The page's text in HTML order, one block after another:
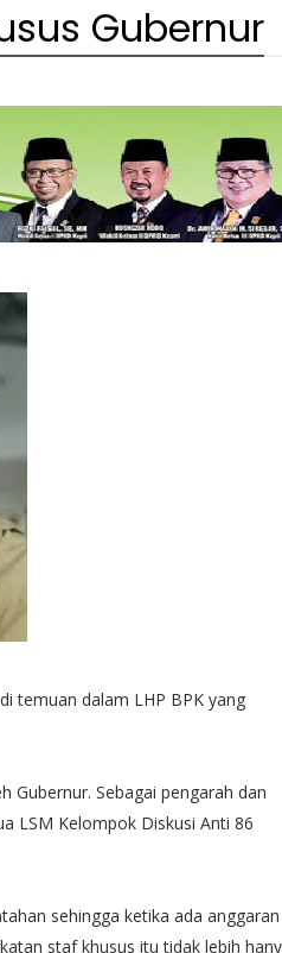
Gubernur
temuan dalam LHP BPK yang
Gubernur. Sebagai pengarah dan
LSM Kelompok Diskusi Anti 86
sehingga ketika ada anggaran
staf khusus itu tidak lebih